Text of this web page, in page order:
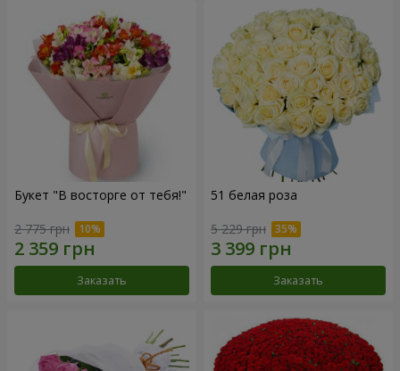
Букет "В восторге от тебя!"
2 775 грн
Заказать
51 белая роза
5 229 грн
Заказать